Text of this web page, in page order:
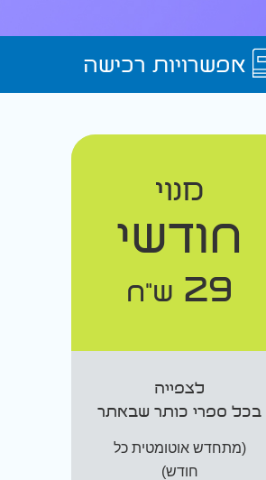
אפשרויות רכישה
מנוי
חודשי
29 ש"ח
לצפייה
בכל ספרי כותר שבאתר
(מתחדש אוטומטית כל
חודש)